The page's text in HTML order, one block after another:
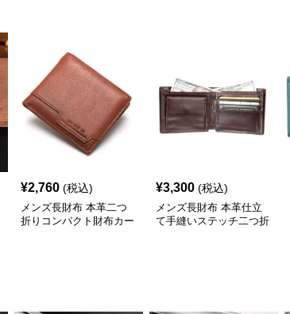
¥2,760 (税込)
メンズ長財布 本革二つ
折りコンパクト財布カー
¥3,300 (税込)
メンズ長財布 本革仕立
て手縫いステッチ二つ折